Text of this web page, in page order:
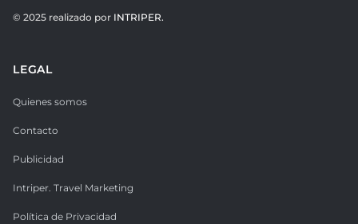
© 2025 realizado por INTRIPER.
LEGAL
Quienes somos
Contacto
Publicidad
Intriper. Travel Marketing
Política de Privacidad